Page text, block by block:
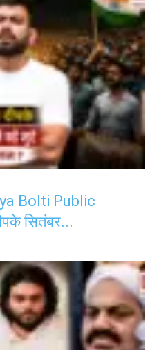
Bolti Public
सितंबर...